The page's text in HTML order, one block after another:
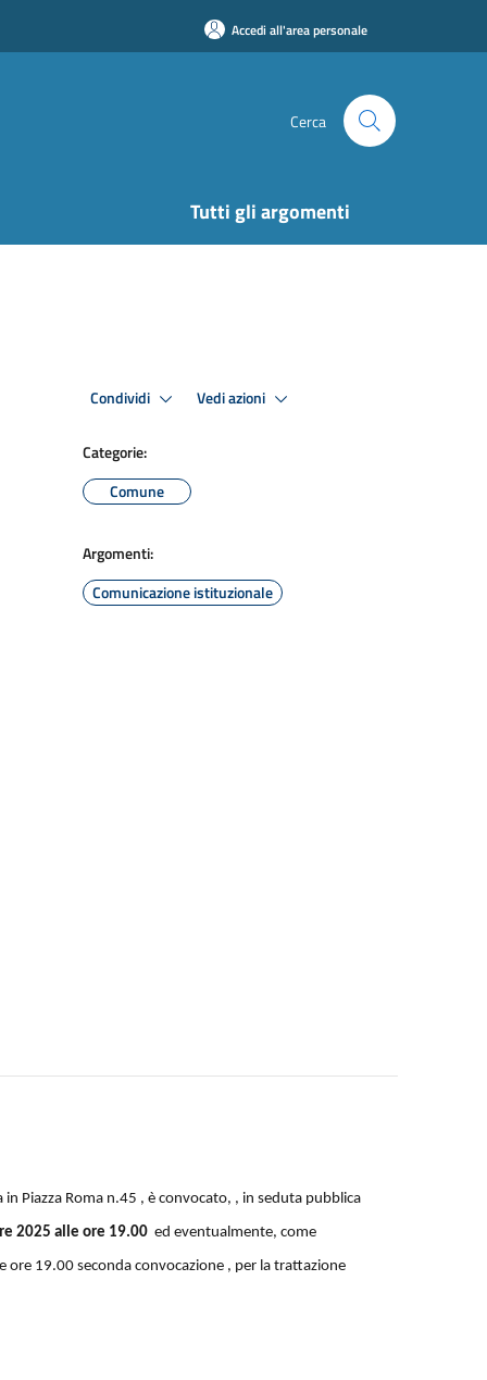
Accedi all'area personale
Cerca
Tutti gli argomenti
Condividi Vedi azioni
Categorie:
Comune
Argomenti:
Comunicazione istituzionale
in Piazza Roma n.45 , è convocato, , in seduta pubblica
2025 alle ore 19.00 ed eventualmente, come
ore 19.00 seconda convocazione , per la trattazione